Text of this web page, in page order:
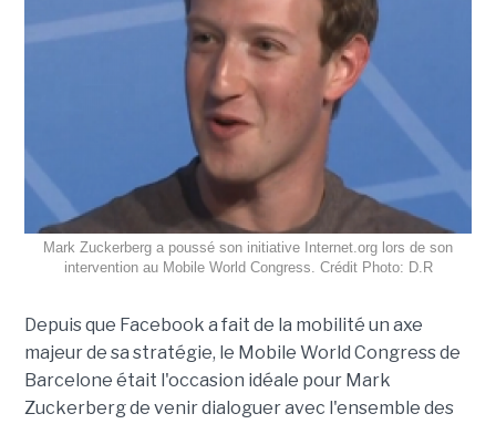
Mark Zuckerberg a poussé son initiative Internet.org lors de son
intervention au Mobile World Congress. Crédit Photo: D.R
Depuis que Facebook a fait de la mobilité un axe
majeur de sa stratégie, le Mobile World Congress de
Barcelone était l'occasion idéale pour Mark
Zuckerberg de venir dialoguer avec l'ensemble des